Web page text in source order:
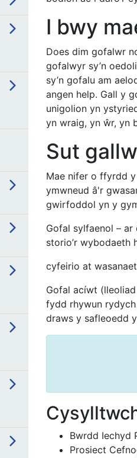
I bwy
Does dim gofalwr
gofalwyr sy’n
sy’n gofalu am
angen help. Gall y
unigolion yn
yn wraig, yn ŵr, yn
Sut
Mae nifer o ffyrdd
ymwneud â'r
gwirfoddol yn y
Gofal sylfaenol –
storio’r wybodaeth
cyfeirio at
Gofal acíwt
fydd rhywun rydych
draws y safleoedd
Bwrdd Iechyd
Prosiect